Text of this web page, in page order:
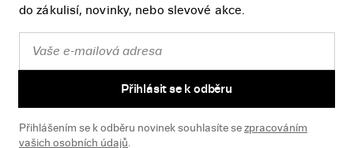
do zákulisí, novinky, nebo slevové akce.
Přihlásit se k odběru
Přihlášením se k odběru novinek souhlasíte se zpracováním
vašich osobních údajů.